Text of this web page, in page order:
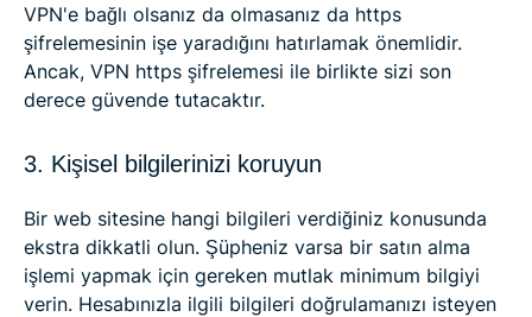
VPN'e bağlı olsanız da olmasanız da https
şifrelemesinin işe yaradığını hatırlamak önemlidir.
Ancak, VPN https şifrelemesi ile birlikte sizi son
derece güvende tutacaktır.
3. Kişisel bilgilerinizi koruyun
Bir web sitesine hangi bilgileri verdiğiniz konusunda
ekstra dikkatli olun. Şüpheniz varsa bir satın alma
işlemi yapmak için gereken mutlak minimum bilgiyi
verin. Hesabınızla ilgili bilgileri doğrulamanızı isteyen